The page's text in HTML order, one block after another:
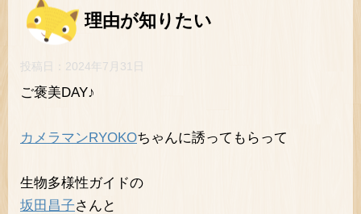
理由が知りたい
投稿日： 2024年7月31日
ご褒美DAY♪
カメラマンRYOKOちゃんに誘ってもらって
生物多様性ガイドの
坂田昌子さんと